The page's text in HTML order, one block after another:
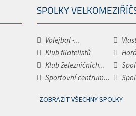
SPOLKY
Volejbal -...
Klub filatelistů
Klub železničních...
Sportovní centrum...
ZOBRAZIT VŠECHNY SPOLKY